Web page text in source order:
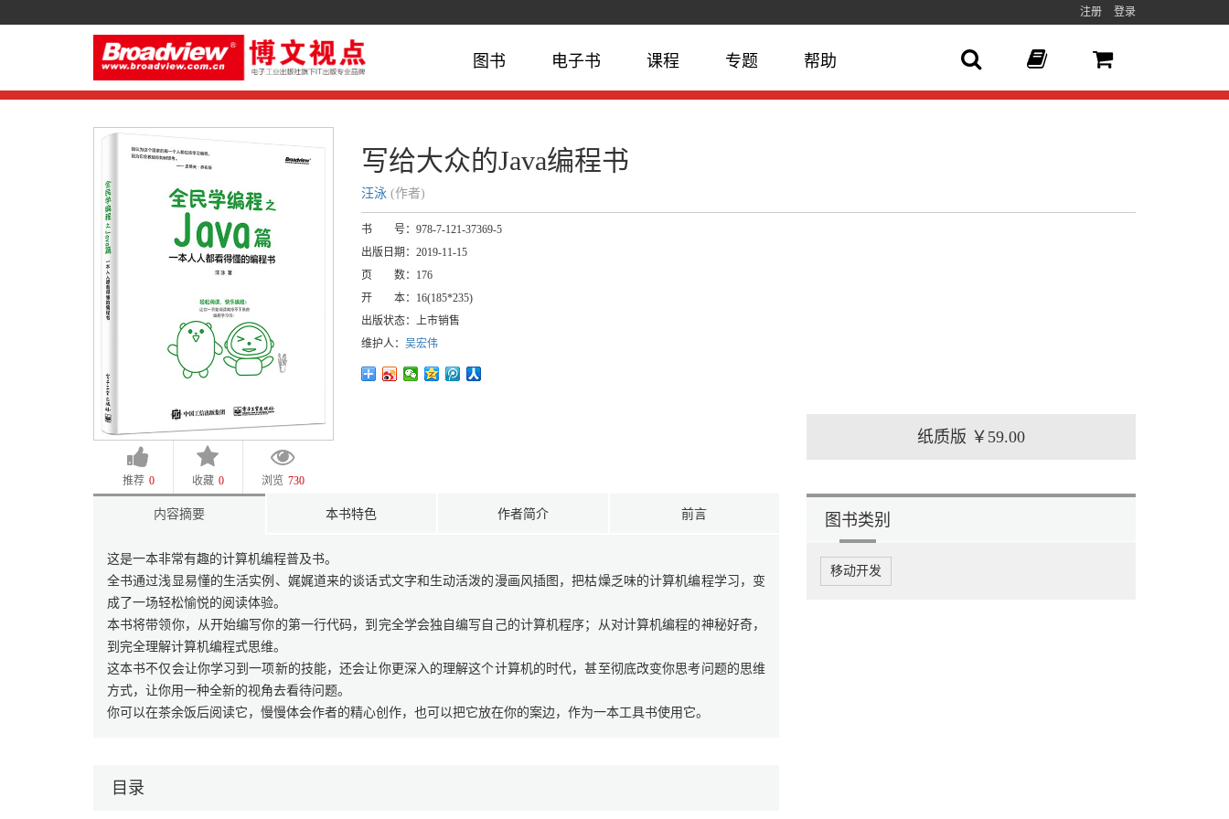
注册 登录
图书 电子书 课程 专题 帮助
推荐 0 收藏 0 浏览 730
写给大众的Java编程书
汪泳(作者)
书 号： 978-7-121-37369-5
出版日期： 2019-11-15
页 数：
176
开 本：
16(185*235)
出版状态： 上市销售
维护人： 吴宏伟
纸质版 ￥59.00
内容摘要 本书特色 作者简介 前言
这是一本非常有趣的计算机编程普及书。
全书通过浅显易懂的生活实例、娓娓道来的谈话式文字和生动活泼的漫画风插图，把枯燥乏味的计算机编程学习，变
成了一场轻松愉悦的阅读体验。
本书将带领你，从开始编写你的第一行代码，到完全学会独自编写自己的计算机程序；从对计算机编程的神秘好奇，
到完全理解计算机编程式思维。
这本书不仅会让你学习到一项新的技能，还会让你更深入的理解这个计算机的时代，甚至彻底改变你思考问题的思维
方式，让你用一种全新的视角去看待问题。
你可以在茶余饭后阅读它，慢慢体会作者的精心创作，也可以把它放在你的案边，作为一本工具书使用它。
目录
图书类别
移动开发